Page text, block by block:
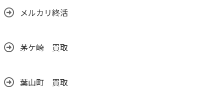
メルカリ終活
茅ケ崎 買取
葉山町 買取